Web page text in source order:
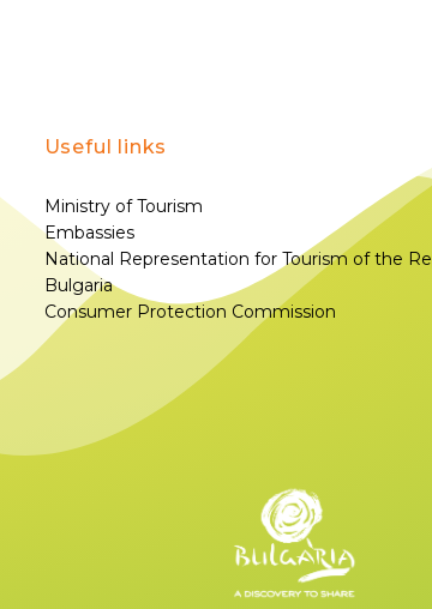
Useful links
Ministry of Tourism
Embassies
National Representation for Tourism of the
Bulgaria
Consumer Protection Commission